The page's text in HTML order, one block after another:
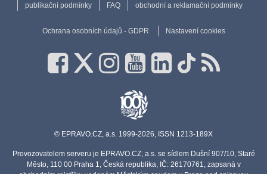
publikační podmínky
FAQ obchodní a reklamační podmínky
Ochrana osobních údajů - GDPR Nastavení cookies
© EPRAVO.CZ, a.s. 1999-2026, ISSN 1213-189X
Provozovatelem serveru je EPRAVO.CZ, a.s. se sídlem Dušní 907/10, Staré
Město, 110 00 Praha 1, Česká republika, IČ: 26170761, zapsaná v